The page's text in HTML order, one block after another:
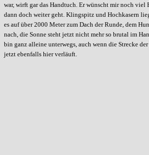
war, wirft gar das Handtuch. Er wünscht mir noch viel
dann doch weiter geht. Klingspitz und Hochkasern
es auf über 2000 Meter zum Dach der Runde, dem
nach, die Sonne steht jetzt nicht mehr so brutal im
bin ganz alleine unterwegs, auch wenn die Strecke
jetzt ebenfalls hier verläuft.